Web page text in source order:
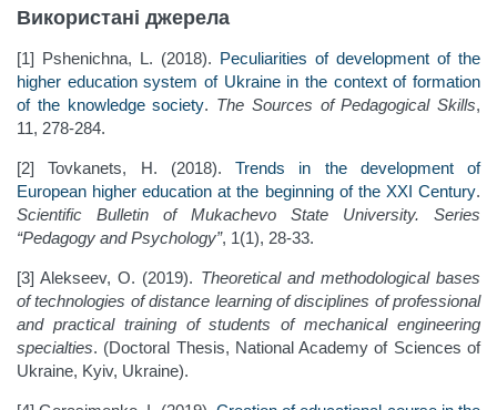
Використані джерела
[1] Pshenichna, L. (2018). Peculiarities of development of the
higher education system of Ukraine in the context of formation
of the knowledge society. The Sources of Pedagogical Skills,
11, 278-284.
[2] Tovkanets, H. (2018). Trends in the development of
European higher education at the beginning of the XXI Century.
Scientific Bulletin of Mukachevo State University. Series
“Pedagogy and Psychology”, 1(1), 28-33.
[3] Alekseev, O. (2019). Theoretical and methodological bases
of technologies of distance learning of disciplines of professional
and practical training of students of mechanical engineering
specialties. (Doctoral Thesis, National Academy of Sciences of
Ukraine, Kyiv, Ukraine).